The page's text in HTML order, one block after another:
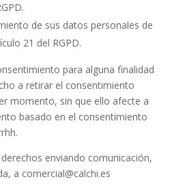
de sus datos personales de
21 del RGPD.
para alguna finalidad
a retirar el consentimiento
momento, sin que ello afecte a
basado en el consentimiento
enviando comunicación,
a comercial@calchi.es